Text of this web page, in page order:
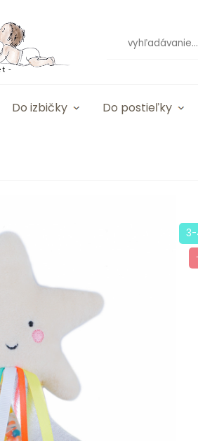
Do izbičky Do postieľky
3-